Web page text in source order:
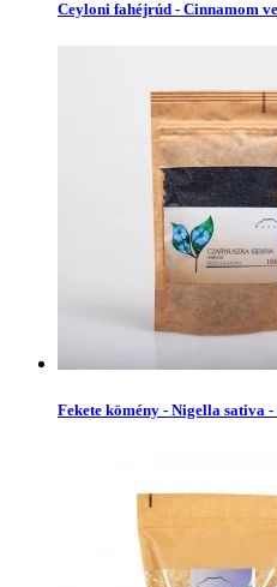
Ceyloni fahéjrúd - Cinnamom
Fekete kömény - Nigella sativa -